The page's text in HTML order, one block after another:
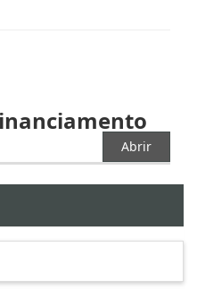
Abrir